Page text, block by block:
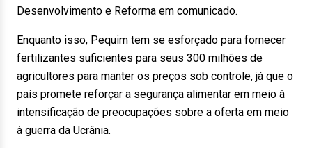
Desenvolvimento e Reforma em comunicado.
Enquanto isso, Pequim tem se esforçado para fornecer
fertilizantes suficientes para seus 300 milhões de
agricultores para manter os preços sob controle, já que o
país promete reforçar a segurança alimentar em meio à
intensificação de preocupações sobre a oferta em meio
à guerra da Ucrânia.